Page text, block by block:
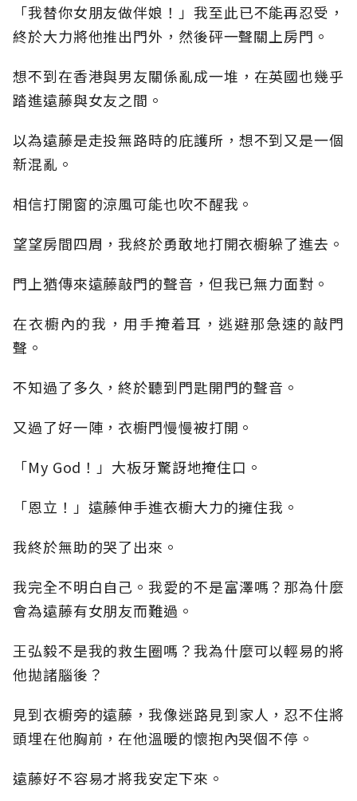
「我替你女朋友做伴娘！」我至此已不能再忍受，
終於大力將他推出門外，然後砰一聲關上房門。
想不到在香港與男友關係亂成一堆，在英國也幾乎
踏進遠藤與女友之間。
以為遠藤是走投無路時的庇護所，想不到又是一個
新混亂。
相信打開窗的涼風可能也吹不醒我。
望望房間四周，我終於勇敢地打開衣櫥躲了進去。
門上猶傳來遠藤敲門的聲音，但我已無力面對。
在衣櫥內的我，用手掩着耳，逃避那急速的敲門
聲。
不知過了多久，終於聽到門匙開門的聲音。
又過了好一陣，衣櫥門慢慢被打開。
「My God！」大板牙驚訝地掩住口。
「恩立！」遠藤伸手進衣櫥大力的擁住我。
我終於無助的哭了出來。
我完全不明白自己。我愛的不是富澤嗎？那為什麼
會為遠藤有女朋友而難過。
王弘毅不是我的救生圈嗎？我為什麼可以輕易的將
他拋諸腦後？
見到衣櫥旁的遠藤，我像迷路見到家人，忍不住將
頭埋在他胸前，在他溫暖的懷抱內哭個不停。
遠藤好不容易才將我安定下來。